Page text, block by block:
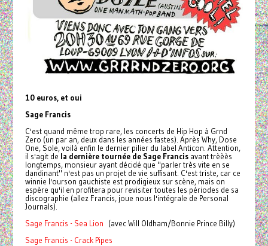
10 euros, et oui
Sage Francis
C'est quand même trop rare, les concerts de Hip Hop à Grnd
Zero (un par an, deux dans les années fastes). Après Why, Dose
One, Sole, voilà enfin le dernier pilier du label Anticon. Attention,
il s'agit de la dernière tournée de Sage Francis avant trèèès
longtemps, monsieur ayant décidé que "parler très vite en se
dandinant" n'est pas un projet de vie suffisant. C'est triste, car ce
winnie l'ourson gauchiste est prodigieux sur scène, mais on
espère qu'il en profitera pour revisiter toutes les périodes de sa
discographie (allez Francis, joue nous l'intégrale de Personal
Journals).
Sage Francis - Sea Lion (avec Will Oldham/Bonnie Prince Billy)
Sage Francis - Crack Pipes